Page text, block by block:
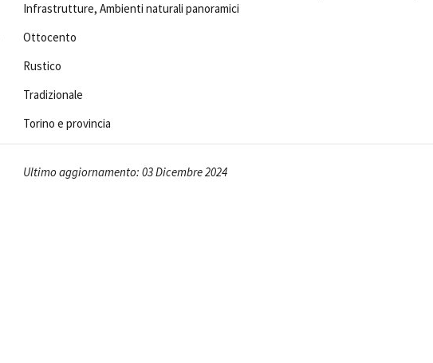
Infrastrutture, Ambienti naturali panoramici
Ottocento
Rustico
Tradizionale
Torino e provincia
Ultimo aggiornamento: 03 Dicembre 2024